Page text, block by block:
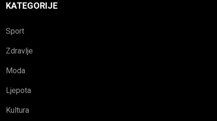
KATEGORIJE
Sport
Zdravlje
Moda
Ljepota
Kultura